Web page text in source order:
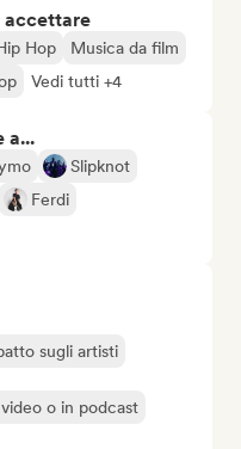
accettare
Hop
Musica da film
Vedi tutti +4
a...
Slipknot
Ferdi
sugli artisti
o in podcast